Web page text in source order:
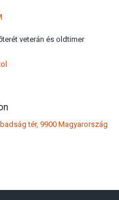
veterán és oldtimer
tér, 9900 Magyarország